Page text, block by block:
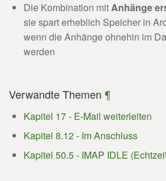
Die Kombination mitAnhänge
sie spart erheblich Speicher in
wenn die Anhänge ohnehin im
werden
Verwandte Themen ¶
Kapitel 17 - E-Mail weiterleiten
Kapitel 8.12 - Im Anschluss
Kapitel 50.5 - IMAP IDLE